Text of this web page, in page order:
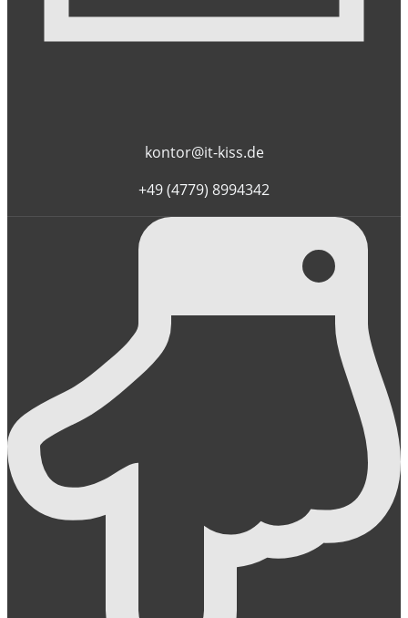
kontor@it-kiss.de
+49 (4779) 8994342